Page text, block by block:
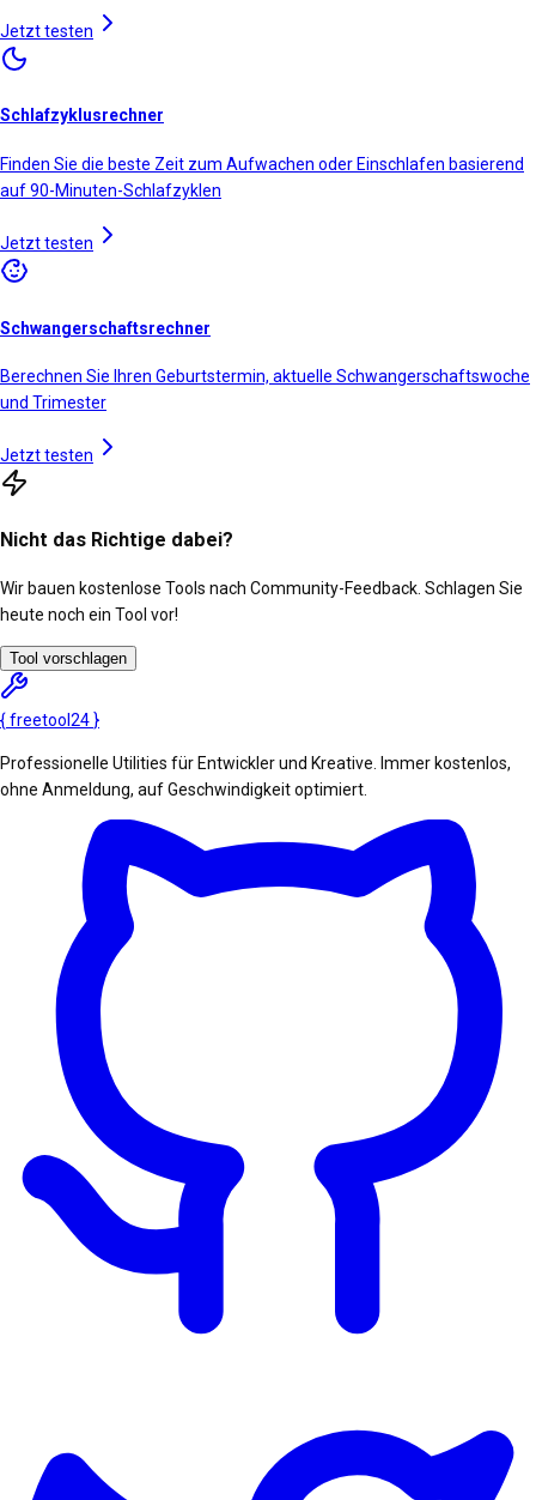
Jetzt testen
Schlafzyklusrechner
Finden Sie die beste Zeit zum Aufwachen oder Einschlafen basierend
auf 90-Minuten-Schlafzyklen
Jetzt testen
Schwangerschaftsrechner
Berechnen Sie Ihren Geburtstermin, aktuelle Schwangerschaftswoche
und Trimester
Jetzt testen
Nicht das Richtige dabei?
Wir bauen kostenlose Tools nach Community-Feedback. Schlagen Sie
heute noch ein Tool vor!
Tool vorschlagen
{freetool 24 }
Professionelle Utilities für Entwickler und Kreative. Immer kostenlos,
ohne Anmeldung, auf Geschwindigkeit optimiert.